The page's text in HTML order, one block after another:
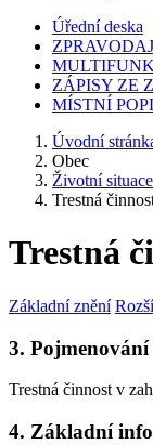
Úřední deska
ZPRAVODAJ
ZÁPISY ZE
MÍSTNÍ
Úvodní
Obec
Životní situace
Trestná
Trestná
Základní znění
3. Pojmenování
Trestná činnost v
4. Základní